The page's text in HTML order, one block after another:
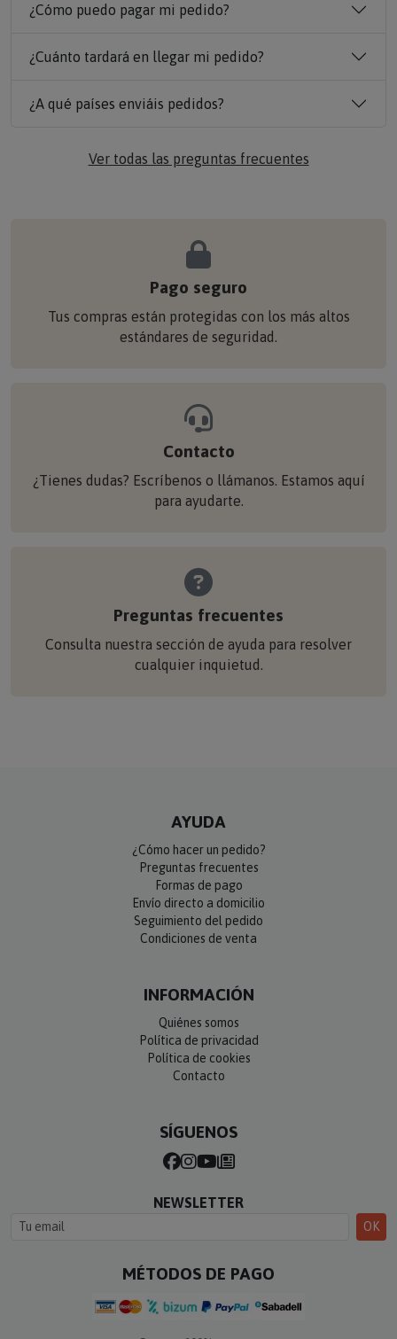
¿Cómo puedo pagar mi pedido?
¿Cuánto tardará en llegar mi pedido?
¿A qué países enviáis pedidos?
Ver todas las preguntas frecuentes
Pago seguro
Tus compras están protegidas con los más altos
estándares de seguridad.
Contacto
¿Tienes dudas? Escríbenos o llámanos. Estamos aquí
para ayudarte.
Preguntas frecuentes
Consulta nuestra sección de ayuda para resolver
cualquier inquietud.
AYUDA
¿Cómo hacer un pedido?
Preguntas frecuentes
Formas de pago
Envío directo a domicilio
Seguimiento del pedido
Condiciones de venta
INFORMACIÓN
Quiénes somos
Política de privacidad
Política de cookies
Contacto
SÍGUENOS
NEWSLETTER
OK
MÉTODOS DE PAGO